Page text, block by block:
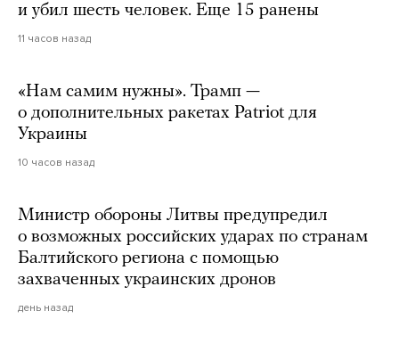
и убил шесть человек. Еще 15 ранены
11 часов назад
«Нам самим нужны». Трамп —
о дополнительных ракетах Patriot для
Украины
10 часов назад
Министр обороны Литвы предупредил
о возможных российских ударах по странам
Балтийского региона с помощью
захваченных украинских дронов
день назад